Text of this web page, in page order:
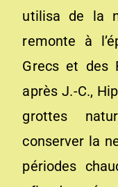
utilisa de la
remonte à
Grecs et des
après J.-C.,
grottes
conserver la
périodes